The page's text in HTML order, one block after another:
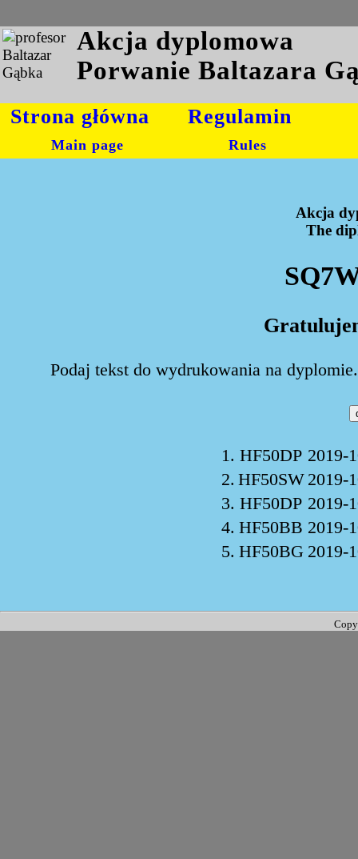
Akcja dyplomowa
Porwanie Baltazara
Strona główna
Main page
Regulamin
Rules
Akcja
The
Podaj tekst do wydrukowania na
1. HF50DP 2019-
2. HF50SW 2019-
3. HF50DP 2019-
4. HF50BB 2019-
5. HF50BG 2019-